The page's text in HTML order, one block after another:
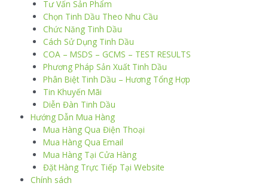
Tư Vấn Sản Phẩm
Chọn Tinh Dầu Theo Nhu Cầu
Chức Năng Tinh Dầu
Cách Sử Dụng Tinh Dầu
COA – MSDS – GCMS – TEST RESULTS
Phương Pháp Sản Xuất Tinh Dầu
Phân Biệt Tinh Dầu – Hương Tổng Hợp
Tin Khuyến Mãi
Diễn Đàn Tinh Dầu
Hướng Dẫn Mua Hàng
Mua Hàng Qua Điện Thoại
Mua Hàng Qua Email
Mua Hàng Tại Cửa Hàng
Đặt Hàng Trực Tiếp Tại Website
Chính sách